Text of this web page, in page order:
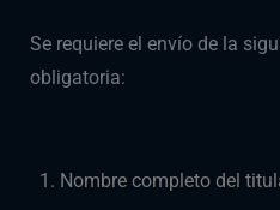
Se requiere el envío de la
obligatoria:
Nombre completo del